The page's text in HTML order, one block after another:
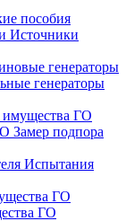
пособия
Источники
генераторы
генераторы
ГО
Замер подпора
Испытания
ГО